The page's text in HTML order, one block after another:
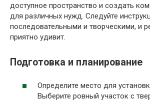
доступное пространство и создать
для различных нужд. Следуйте
последовательными и творческими, и
приятно удивит.
Подготовка и планирование
Определите место для
Выберите ровный участок с